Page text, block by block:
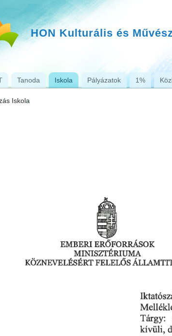
HON Kulturális és
Tanoda Iskola Pályázatok 1%
Iskola